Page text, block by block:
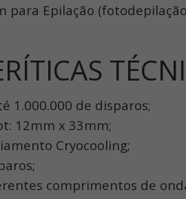
para Epilação
1.000.000 de disparos;
12mm x 33mm;
Cryocooling;
comprimentos de